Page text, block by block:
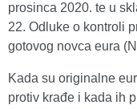
prosinca 2020. te u
22. Odluke o kontroli
gotovog novca eura
Kada su originalne
protiv krađe i kada ih